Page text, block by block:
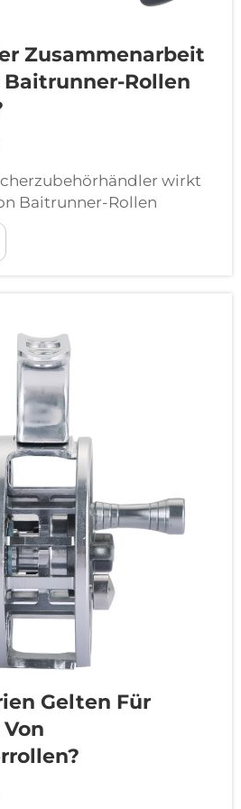
Zusammenarbeit
Baitrunner-Rollen
wirkt
Baitrunner-Rollen
Angelerlebnis und die
am Markt aus. Die
OEM-Partners für
Gelten Für